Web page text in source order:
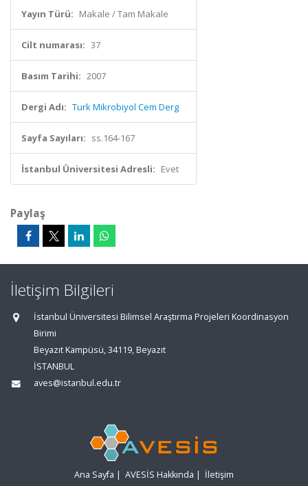
Yayın Türü: Makale / Tam Makale
Cilt numarası: 37
Basım Tarihi: 2007
Dergi Adı: Turk Mikrobiyol Cem Derg
Sayfa Sayıları: ss.164-167
İstanbul Üniversitesi Adresli: Evet
Paylaş
İletişim Bilgileri
İstanbul Üniversitesi Bilimsel Araştırma Projeleri Koordinasyon
Birimi
Beyazıt Kampüsü, 34119, Beyazıt
İSTANBUL
aves@istanbul.edu.tr
Ana Sayfa | AVESİS Hakkında | İletişim